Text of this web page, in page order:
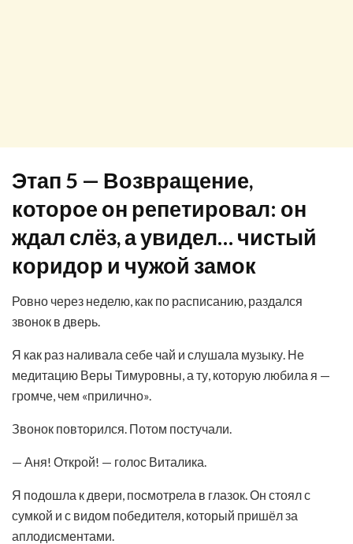
Этап 5 — Возвращение,
которое он репетировал: он
ждал слёз, а увидел… чистый
коридор и чужой замок
Ровно через неделю, как по расписанию, раздался
звонок в дверь.
Я как раз наливала себе чай и слушала музыку. Не
медитацию Веры Тимуровны, а ту, которую любила я —
громче, чем «прилично».
Звонок повторился. Потом постучали.
— Аня! Открой! — голос Виталика.
Я подошла к двери, посмотрела в глазок. Он стоял с
сумкой и с видом победителя, который пришёл за
аплодисментами.